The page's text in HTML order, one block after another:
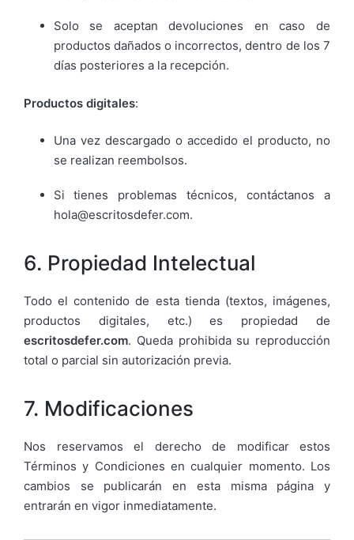
Solo se aceptan devoluciones en caso de
productos dañados o incorrectos, dentro de los 7
días posteriores a la recepción.
Productos digitales:
Una vez descargado o accedido el producto, no
se realizan reembolsos.
Si tienes problemas técnicos, contáctanos a
hola@escritosdefer.com.
6. Propiedad Intelectual
Todo el contenido de esta tienda (textos, imágenes,
productos digitales, etc.) es propiedad de
escritosdefer.com. Queda prohibida su reproducción
total o parcial sin autorización previa.
7. Modificaciones
Nos reservamos el derecho de modificar estos
Términos y Condiciones en cualquier momento. Los
cambios se publicarán en esta misma página y
entrarán en vigor inmediatamente.